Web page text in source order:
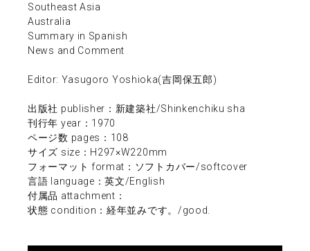
Southeast Asia
Australia
Summary in Spanish
News and Comment
Editor: Yasugoro Yoshioka(吉岡保五郎)
出版社 publisher：新建築社/Shinkenchiku sha
刊行年 year：1970
ページ数 pages：108
サイズ size：H297×W220mm
フォーマット format：ソフトカバー/softcover
言語 language：英文/English
付属品 attachment：
状態 condition：経年並みです。/good.